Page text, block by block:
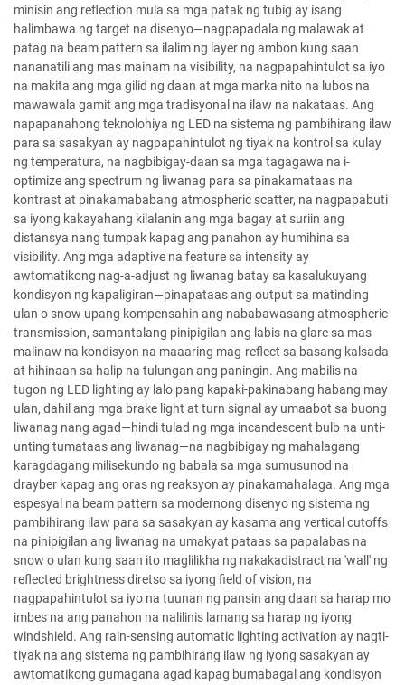
minisin ang reflection mula sa mga patak ng tubig ay isang
halimbawa ng target na disenyo—nagpapadala ng malawak at
patag na beam pattern sa ilalim ng layer ng ambon kung saan
nananatili ang mas mainam na visibility, na nagpapahintulot sa iyo
na makita ang mga gilid ng daan at mga marka nito na lubos na
mawawala gamit ang mga tradisyonal na ilaw na nakataas. Ang
napapanahong teknolohiya ng LED na sistema ng pambihirang ilaw
para sa sasakyan ay nagpapahintulot ng tiyak na kontrol sa kulay
ng temperatura, na nagbibigay-daan sa mga tagagawa na i-
optimize ang spectrum ng liwanag para sa pinakamataas na
kontrast at pinakamababang atmospheric scatter, na nagpapabuti
sa iyong kakayahang kilalanin ang mga bagay at suriin ang
distansya nang tumpak kapag ang panahon ay humihina sa
visibility. Ang mga adaptive na feature sa intensity ay
awtomatikong nag-a-adjust ng liwanag batay sa kasalukuyang
kondisyon ng kapaligiran—pinapataas ang output sa matinding
ulan o snow upang kompensahin ang nababawasang atmospheric
transmission, samantalang pinipigilan ang labis na glare sa mas
malinaw na kondisyon na maaaring mag-reflect sa basang kalsada
at hihinaan sa halip na tulungan ang paningin. Ang mabilis na
tugon ng LED lighting ay lalo pang kapaki-pakinabang habang may
ulan, dahil ang mga brake light at turn signal ay umaabot sa buong
liwanag nang agad—hindi tulad ng mga incandescent bulb na unti-
unting tumataas ang liwanag—na nagbibigay ng mahalagang
karagdagang milisekundo ng babala sa mga sumusunod na
drayber kapag ang oras ng reaksyon ay pinakamahalaga. Ang mga
espesyal na beam pattern sa modernong disenyo ng sistema ng
pambihirang ilaw para sa sasakyan ay kasama ang vertical cutoffs
na pinipigilan ang liwanag na umakyat pataas sa papalabas na
snow o ulan kung saan ito maglilikha ng nakakadistract na 'wall' ng
reflected brightness diretso sa iyong field of vision, na
nagpapahintulot sa iyo na tuunan ng pansin ang daan sa harap mo
imbes na ang panahon na nalilinis lamang sa harap ng iyong
windshield. Ang rain-sensing automatic lighting activation ay nagti-
tiyak na ang sistema ng pambihirang ilaw ng iyong sasakyan ay
awtomatikong gumagana agad kapag bumabagal ang kondisyon